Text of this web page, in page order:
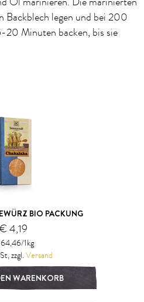
Backblech legen und bei 200
20 Minuten backen, bis sie
BIO PACKUNG
€ 4,19
1kg
zzgl. Versand
WARENKORB